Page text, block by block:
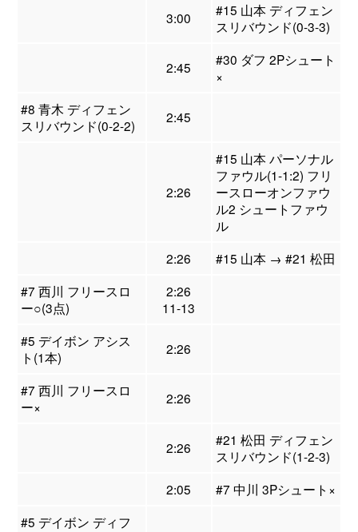
3:00
#15 山本 ディフェン
スリバウンド(0-3-3)
2:45
#30 ダフ 2Pシュート
×
#8 青木 ディフェン
スリバウンド(0-2-2)
2:45
2:26
#15 山本 パーソナル
ファウル(1-1:2) フリ
ースローオンファウ
ル2 シュートファウ
ル
2:26
#15 山本 → #21 松田
#7 西川 フリースロ
ー○(3点)
2:26
11-13
#5 デイボン アシス
ト(1本)
2:26
#7 西川 フリースロ
ー×
2:26
2:26
#21 松田 ディフェン
スリバウンド(1-2-3)
2:05
#7 中川 3Pシュート×
#5 デイボン ディフ